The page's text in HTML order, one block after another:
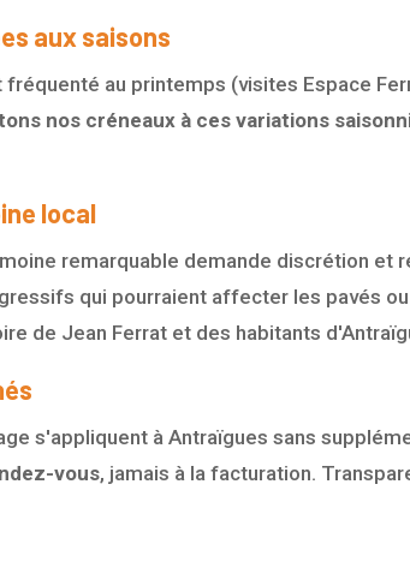
aux saisons
au printemps (visites Espace
nos créneaux à ces variations
local
remarquable demande discrétion
qui pourraient affecter les pavés
de Jean Ferrat et des habitants
s'appliquent à Antraïgues sans
vous, jamais à la facturation.